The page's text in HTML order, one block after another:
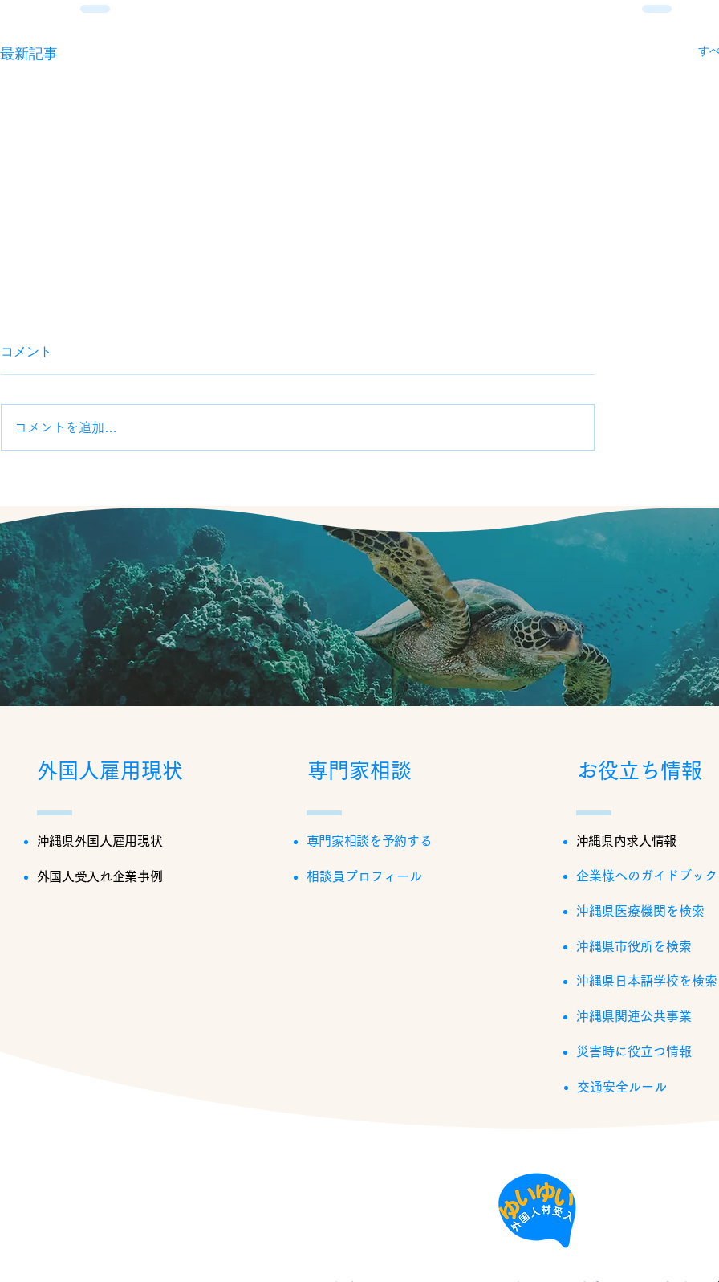
最新記事 す
在留資格について
コメント
コメントを追加…
外国人雇用現状
沖縄県外国人雇用現状
外国人受入れ企業事例
専門家相談
専門家相談を予約する
相談員プロフィール
お役立ち情報
沖縄県内求人情報
企業様へのガイドブック
沖縄県医療機関を検索
沖縄県市役所を検索
沖縄県日本語学校を検索
沖縄県関連公共事業
災害時に役立つ情報
交通安全ルール